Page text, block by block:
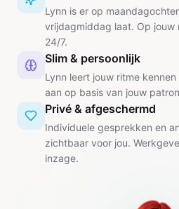
Lynn is er op
vrijdagmiddag laat. Op jouw
24/7.
Slim & persoonlijk
Lynn leert jouw ritme
aan op basis van jouw
Privé & afgeschermd
Individuele gesprekken en
zichtbaar voor jou.
inzage.